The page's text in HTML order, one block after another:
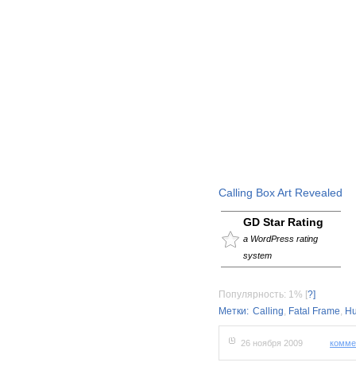
Calling Box Art Revealed
GD Star Rating
a WordPress rating
system
Популярность: 1% [?]
Метки: Calling, Fatal Frame,
26 ноября 2009